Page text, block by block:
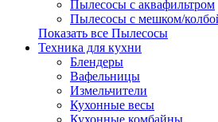
Пылесосы с аквафильтром
Пылесосы с мешком/
Показать все Пылесосы
Техника для кухни
Блендеры
Вафельницы
Измельчители
Кухонные весы
Кухонные комбайны